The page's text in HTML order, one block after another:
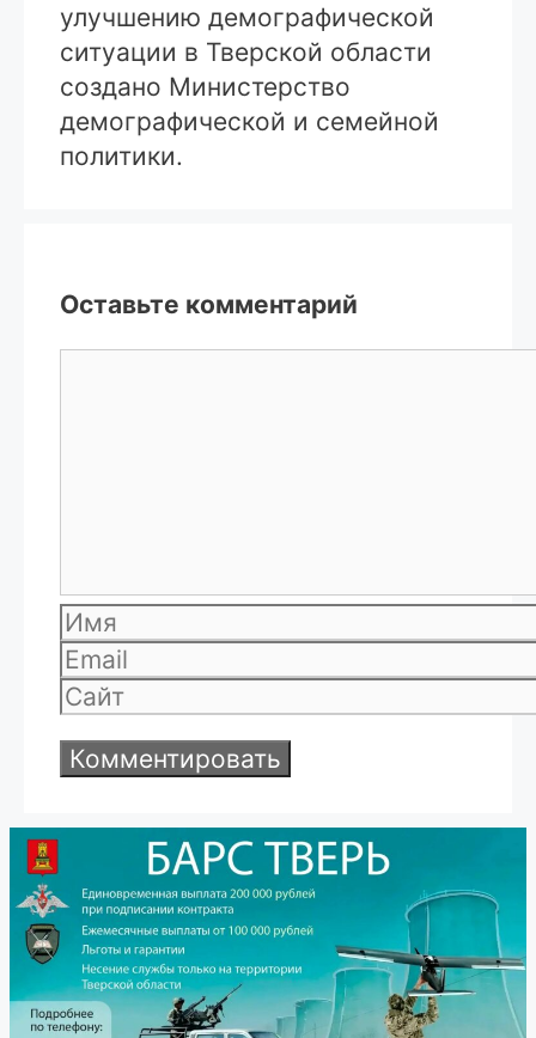
улучшению демографической
ситуации в Тверской области
создано Министерство
демографической и семейной
политики.
Оставьте комментарий
Имя
Email
Сайт